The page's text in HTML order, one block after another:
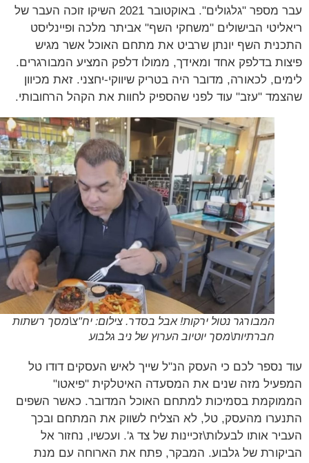
עבר מספר "גלגולים". באוקטובר 2021 השיקו זוכה העבר של
הבישולים "משחקי השף" אביתר מלכה ופיינליסט
השף יונתן שרביט את מתחם האוכל אשר מגיש
בדלפק אחד ומאידך, ממולו דלפק המציע המבורגרים.
לכאורה, מדובר היה בטריק שיווקי-יחצני. זאת מכיוון
"עזב" עוד לפני שהספיק לחוות את הקהל הרחובותי.
המבורגר נטול ירקות! אבל בסדר. צילום: יח"צ\מסך רשתות
חברתיות\מסך יוטיוב הערוץ של ניב גלבוע
נספר לכם כי העסק הנ"ל שייך לאיש העסקים דודו טל
מזה שנים את המסעדה האיטלקית "פיאטו"
בסמיכות למתחם האוכל המדובר. כאשר השפים
מהעסק, טל, לא הצליח לשווק את המתחם ובכך
אותו לבעלות\זכיינות של צד ג'. ועכשיו, נחזור אל
של גלבוע. המבקר, פתח את הארוחה עם מנת